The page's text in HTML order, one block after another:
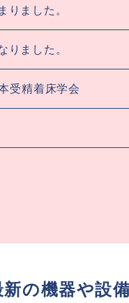
ました。
ました。
精着床学会
新の機器や設